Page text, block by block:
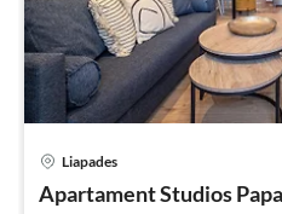
Liapades
Apartament Studios